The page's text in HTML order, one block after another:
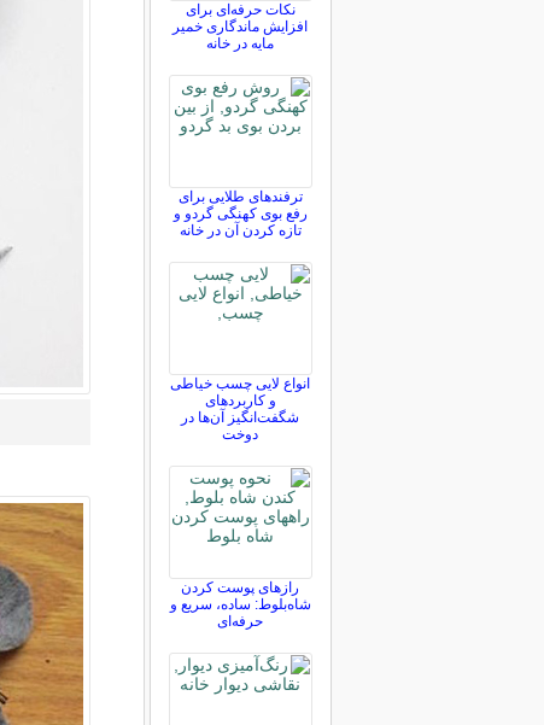
نکات حرفه‌ای برای
افزایش ماندگاری خمیر
مایه در خانه
ترفندهای طلایی برای
رفع بوی کهنگی گردو و
تازه کردن آن در خانه
انواع لایی چسب خیاطی
و کاربردهای
شگفت‌انگیز آن‌ها در
دوخت
رازهای پوست کردن
شاه‌بلوط: ساده، سریع و
حرفه‌ای